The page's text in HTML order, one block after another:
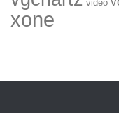
video
xone